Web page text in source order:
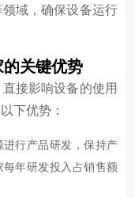
域，确保设备运行
关键优势
接影响设备的使用
下优势：
行产品研发，保持产
年研发投入占销售额